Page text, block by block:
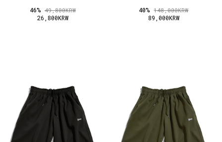
46% 49,800KRW
26,800KRW
40%148,000KRW
89,000KRW